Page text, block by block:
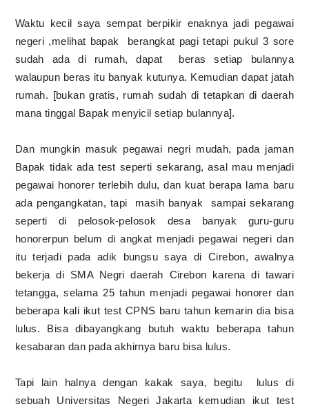
Waktu kecil saya sempat berpikir enaknya jadi pegawai
negeri ,melihat bapak berangkat pagi tetapi pukul 3 sore
sudah ada di rumah, dapat beras setiap bulannya
walaupun beras itu banyak kutunya. Kemudian dapat jatah
rumah. [bukan gratis, rumah sudah di tetapkan di daerah
mana tinggal Bapak menyicil setiap bulannya].
Dan mungkin masuk pegawai negri mudah, pada jaman
Bapak tidak ada test seperti sekarang, asal mau menjadi
pegawai honorer terlebih dulu, dan kuat berapa lama baru
ada pengangkatan, tapi masih banyak sampai sekarang
seperti di pelosok-pelosok desa banyak guru-guru
honorerpun belum di angkat menjadi pegawai negeri dan
itu terjadi pada adik bungsu saya di Cirebon, awalnya
bekerja di SMA Negri daerah Cirebon karena di tawari
tetangga, selama 25 tahun menjadi pegawai honorer dan
beberapa kali ikut test CPNS baru tahun kemarin dia bisa
lulus. Bisa dibayangkang butuh waktu beberapa tahun
kesabaran dan pada akhirnya baru bisa lulus.
Tapi lain halnya dengan kakak saya, begitu lulus di
sebuah Universitas Negeri Jakarta kemudian ikut test